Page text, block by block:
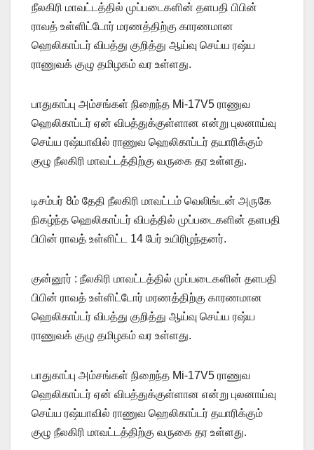
நீலகிரி மாவட்டத்தில் முப்படைகளின் தளபதி பிபின்
ராவத் உள்ளிட்டோர் மரணத்திற்கு காரணமான
ஹெலிகாப்டர் விபத்து குறித்து ஆய்வு செய்ய ரஷ்ய
ராணுவக் குழு தமிழகம் வர உள்ளது.
பாதுகாப்பு அம்சங்கள் நிறைந்த Mi-17V5 ராணுவ
ஹெலிகாப்டர் ஏன் விபத்துக்குள்ளான என்று புலனாய்வு
செய்ய ரஷ்யாவில் ராணுவ ஹெலிகாப்டர் தயாரிக்கும்
குழு நீலகிரி மாவட்டத்திற்கு வருகை தர உள்ளது.
டிசம்பர் 8ம் தேதி நீலகிரி மாவட்டம் வெலிங்டன் அருகே
நிகழ்ந்த ஹெலிகாப்டர் விபத்தில் முப்படைகளின் தளபதி
பிபின் ராவத் உள்ளிட்ட 14 பேர் உயிரிழந்தனர்.
குன்னூர் : நீலகிரி மாவட்டத்தில் முப்படைகளின் தளபதி
பிபின் ராவத் உள்ளிட்டோர் மரணத்திற்கு காரணமான
ஹெலிகாப்டர் விபத்து குறித்து ஆய்வு செய்ய ரஷ்ய
ராணுவக் குழு தமிழகம் வர உள்ளது.
பாதுகாப்பு அம்சங்கள் நிறைந்த Mi-17V5 ராணுவ
ஹெலிகாப்டர் ஏன் விபத்துக்குள்ளான என்று புலனாய்வு
செய்ய ரஷ்யாவில் ராணுவ ஹெலிகாப்டர் தயாரிக்கும்
குழு நீலகிரி மாவட்டத்திற்கு வருகை தர உள்ளது.